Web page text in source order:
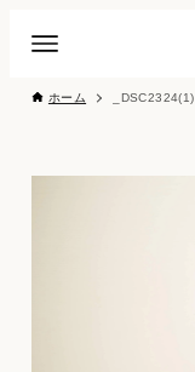
ホーム _DSC2324(1)